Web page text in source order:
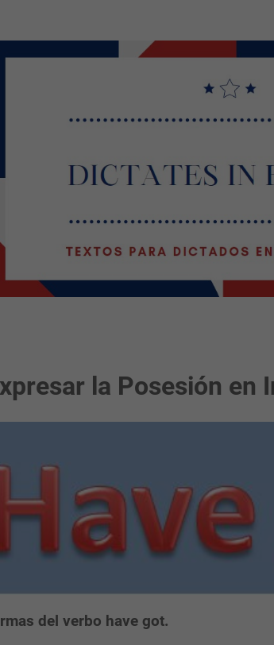
la Posesión en
del verbo have got.